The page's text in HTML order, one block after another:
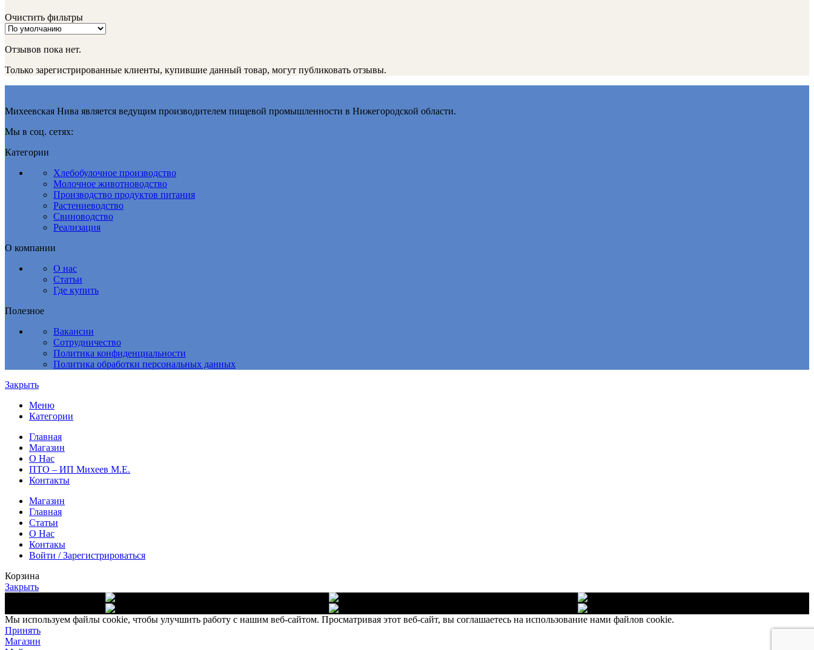
Очистить фильтры
Отзывов пока нет.
Только зарегистрированные клиенты, купившие данный товар, могут публиковать отзывы.
Михеевская Нива является ведущим производителем пищевой промышленности в Нижегородской области.
Мы в соц. сетях:
Категории
Хлебобулочное производство
Молочное животноводство
Производство продуктов питания
Растениеводство
Свиноводство
Реализация
О компании
О нас
Статьи
Где купить
Полезное
Вакансии
Сотрудничество
Политика конфиденциальности
Политика обработки персональных данных
Закрыть
Меню
Категории
Главная
Магазин
О Нас
ПТО – ИП Михеев М.Е.
Контакты
Магазин
Главная
Статьи
О Нас
Контакы
Войти / Зарегистрироваться
Корзина
Закрыть
Мы используем файлы cookie, чтобы улучшить работу с нашим веб-сайтом. Просматривая этот веб-сайт, вы соглашаетесь на использование нами файлов cookie.
Принять
Магазин